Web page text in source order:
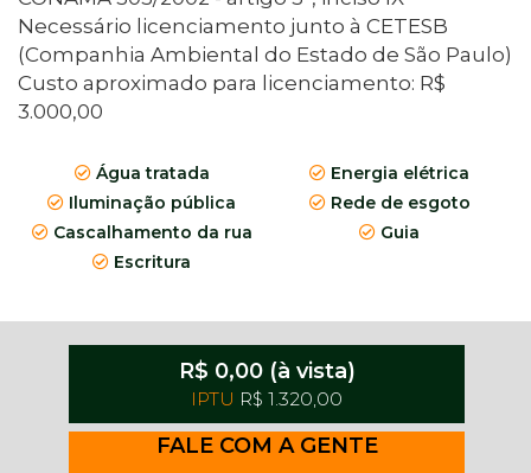
Necessário licenciamento junto à CETESB
(Companhia Ambiental do Estado de São Paulo)
Custo aproximado para licenciamento: R$
3.000,00
Água tratada
Energia elétrica
Iluminação pública
Rede de esgoto
Cascalhamento da rua
Guia
Escritura
R$ 0,00 (à vista)
IPTU R$ 1.320,00
FALE COM A GENTE